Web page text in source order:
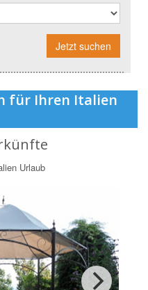
Jetzt suchen
für Ihren Italien
Urlaub